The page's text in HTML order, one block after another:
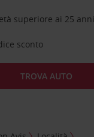
superiore ai 25 anni
sconto
TROVA AUTO